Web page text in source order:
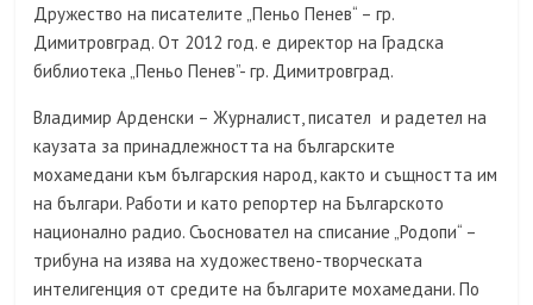
Дружество на писателите „Пеньо Пенев“ – гр.
Димитровград. От 2012 год. е директор на Градска
библиотека „Пеньо Пенев”- гр. Димитровград.
Владимир Арденски – Журналист, писател и радетел на
каузата за принадлежността на българските
мохамедани към българския народ, както и същността им
на българи. Работи и като репортер на Българското
национално радио. Съосновател на списание „Родопи“ –
трибуна на изява на художествено-творческата
интелигенция от средите на българите мохамедани. По